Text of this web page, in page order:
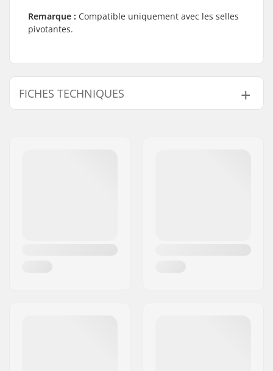
Remarque : Compatible uniquement avec les selles
pivotantes.
FICHES TECHNIQUES